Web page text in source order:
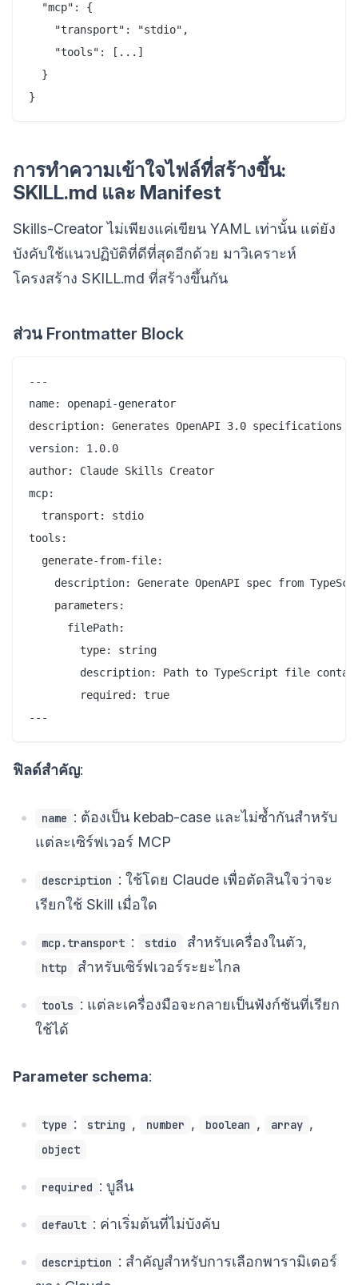
  "mcp": {
    "transport": "stdio",
    "tools": [...]
  }
การทำความเข้าใจไฟล์ที่สร้างขึ้น:
SKILL.md และ Manifest
Skills-Creator ไม่เพียงแค่เขียน YAML เท่านั้น แต่ยัง
บังคับใช้แนวปฏิบัติที่ดีที่สุดอีกด้วย มาวิเคราะห์
โครงสร้าง SKILL.md ที่สร้างขึ้นกัน
ส่วน Frontmatter Block
---
name: openapi-generator
description: Generates OpenAPI 3.0 specifications
version: 1.0.0
author: Claude Skills Creator
mcp:
  transport: stdio
tools:
  generate-from-file:
description: Generate OpenAPI spec from
    parameters:
      filePath:
        type: string
description: Path to TypeScript file
        required: true
ฟิลด์สำคัญ:
name : ต้องเป็น kebab-case และไม่ซ้ำกันสำหรับ
แต่ละเซิร์ฟเวอร์ MCP
description : ใช้โดย Claude เพื่อตัดสินใจว่าจะ
เรียกใช้ Skill เมื่อใด
mcp.transport : stdio สำหรับเครื่องในตัว,
http สำหรับเซิร์ฟเวอร์ระยะไกล
tools : แต่ละเครื่องมือจะกลายเป็นฟังก์ชันที่เรียก
ใช้ได้
Parameter schema:
type : string , number , boolean , array ,
object
required : บูลีน
default : ค่าเริ่มต้นที่ไม่บังคับ
description : สำคัญสำหรับการเลือกพารามิเตอร์